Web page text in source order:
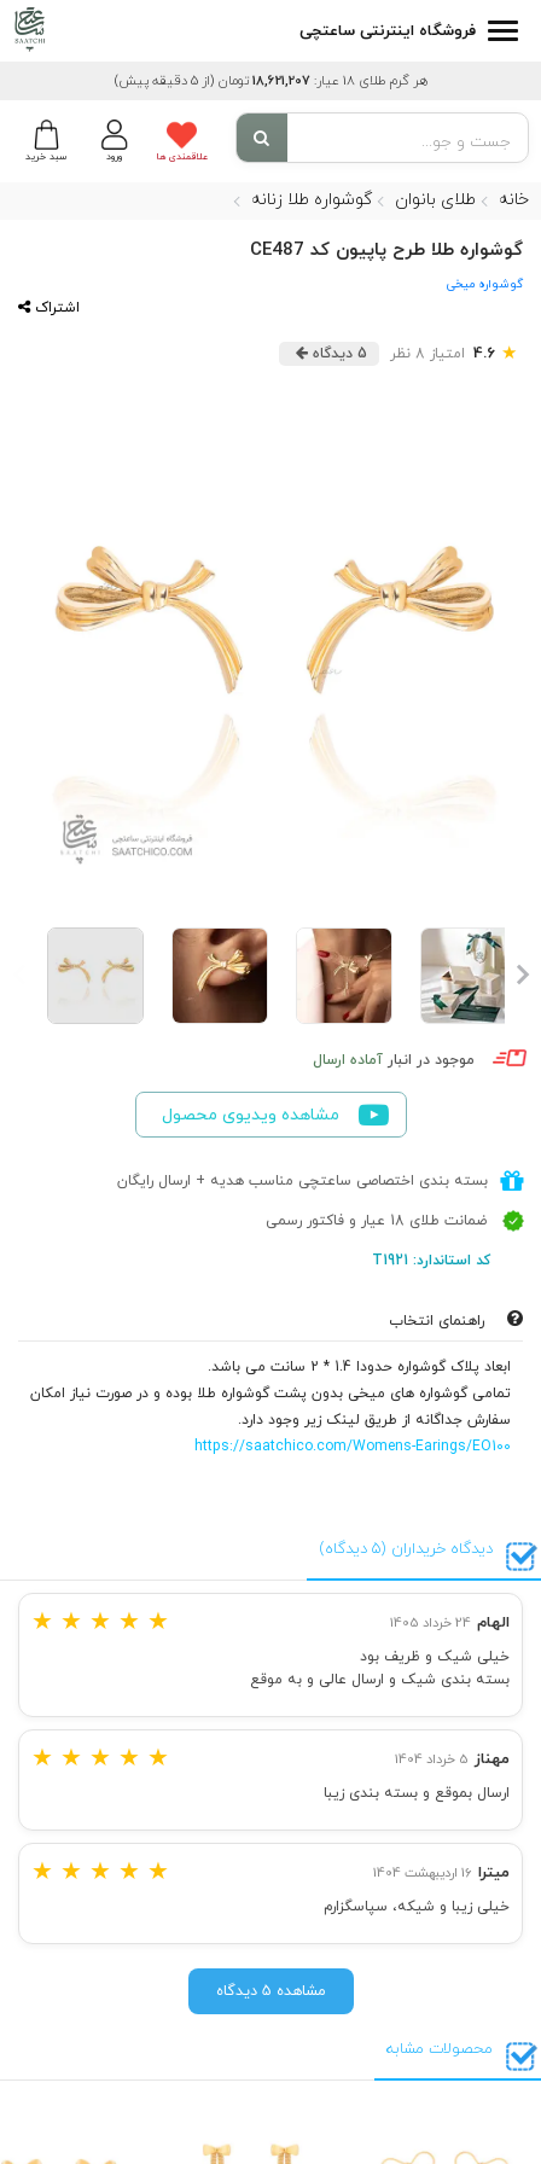
فروشگاه اینترنتی ساعتچی
هر گرم طلای 18 عیار: 18,621,207تومان (از 5 دقیقه پیش)
سبد خرید ورود علاقمندی ها
خانه طلای بانوان گوشواره طلا زنانه
گوشواره طلا طرح پاپیون کد CE487
گوشواره میخی
اشتراک
★
4.6 امتیاز 8 نظر 5 دیدگاه
موجود در انبار آماده ارسال
مشاهده ویدیوی محصول
بسته بندی اختصاصی ساعتچی مناسب هدیه + ارسال رایگان
ضمانت طلای 18 عیار و فاکتور رسمی
کد استاندارد: T1921
راهنمای انتخاب
ابعاد پلاک گوشواره حدودا 1.4 * 2 سانت می باشد.
تمامی گوشواره های میخی بدون پشت گوشواره طلا بوده و در صورت نیاز امکان
سفارش جداگانه از طریق لینک زیر وجود دارد.
https://saatchico.com/Womens-Earings/EO100
دیدگاه خریداران (5 دیدگاه)
الهام 24 خرداد 1405 ★ ★ ★ ★ ★
خیلی شیک و ظریف بود
بسته بندی شیک و ارسال عالی و به موقع
مهناز 5 خرداد 1404 ★ ★ ★ ★ ★
ارسال بموقع و بسته بندی زیبا
میترا 16 اردیبهشت 1404 ★ ★ ★ ★ ★
خیلی زیبا و شیکه، سپاسگزارم
مشاهده 5 دیدگاه
محصولات مشابه